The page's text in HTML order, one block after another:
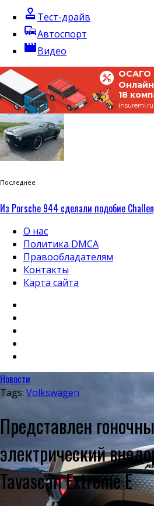
approval Тест-драйв
commuteАвтоспорт
movieВидео
ОСАГО
Онлайн
18
insuremi.ru
Последнее
Из Porsche 944 сделали подобие
О нас
Политика DMCA
Правообладателям
Контакты
Карта сайта
Новости
Tags: Volkswagen
Представлен
электрический
Tavascan Extreme E